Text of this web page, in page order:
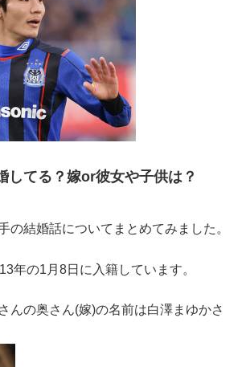
してる？嫁or彼女や子供は？
の結婚話についてまとめてみました。
年の1月8日に入籍しています。
んの奥さん(嫁)の名前は白澤まゆかさ